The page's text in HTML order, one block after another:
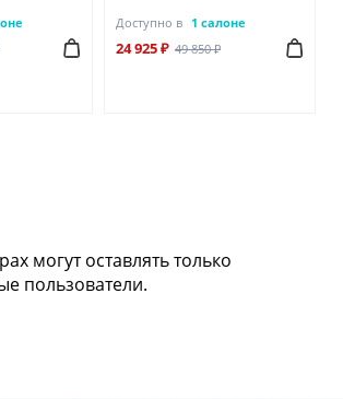
Доступно в 1 салоне
24 925 ₽ 49 850 ₽
могут оставлять только
пользователи.